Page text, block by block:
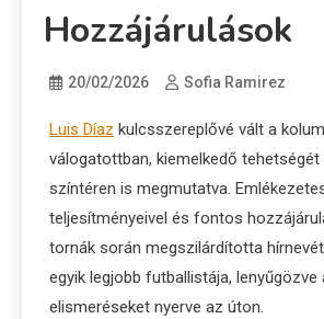
Hozzájárulások
20/02/2026 Sofia Ramirez
Luis Díaz kulcsszereplővé vált a
válogatottban, kiemelkedő
színtéren is megmutatva.
teljesítményeivel és fontos
tornák során megszilárdította
egyik legjobb futballistája,
elismeréseket nyerve az úton.